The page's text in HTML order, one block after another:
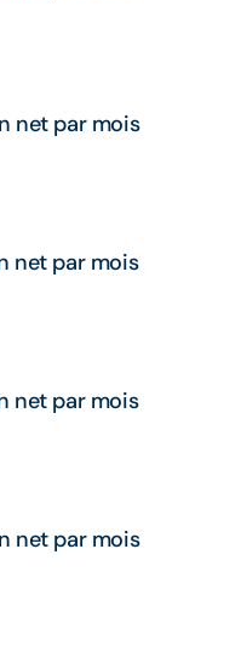
net par mois
net par mois
net par mois
net par mois